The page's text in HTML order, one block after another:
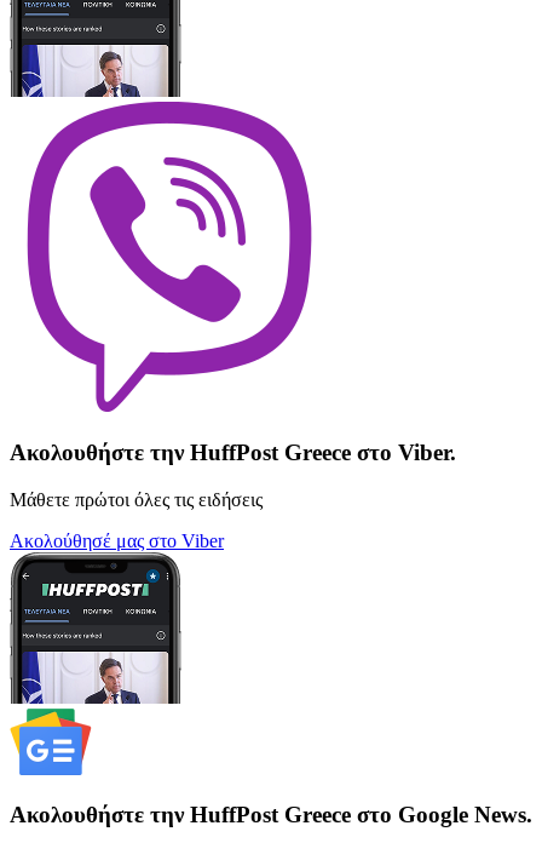
Ακολουθήστε την HuffPost Greece στο Viber.
Μάθετε πρώτοι όλες τις ειδήσεις
Ακολούθησέ μας στο Viber
Ακολουθήστε την HuffPost Greece στο Google News.